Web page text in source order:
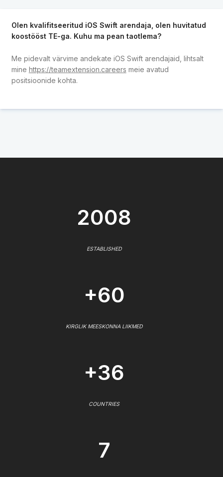
Olen kvalifitseeritud iOS Swift arendaja, olen huvitatud
koostööst TE-ga. Kuhu ma pean taotlema?
Me pidevalt värvime andekate iOS Swift arendajaid, lihtsalt
mine https://teamextension.careers meie avatud
positsioonide kohta.
2008
ESTABLISHED
+60
KIRGLIK MEESKONNA LIIKMED
+36
COUNTRIES
7